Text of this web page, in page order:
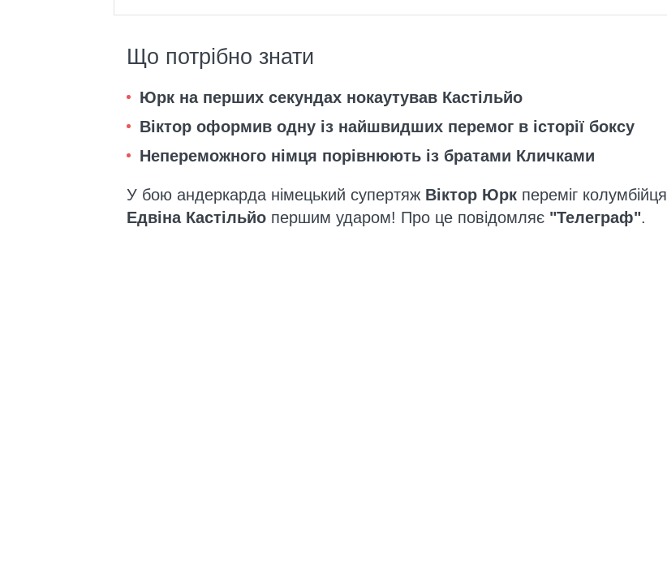
Що потрібно знати
Юрк на перших секундах нокаутував Кастільйо
Віктор оформив одну із найшвидших перемог в історії боксу
Непереможного німця порівнюють із братами Кличками
У бою андеркарда німецький супертяж Віктор Юрк переміг колумбійця
Едвіна Кастільйо першим ударом! Про це повідомляє "Телеграф".